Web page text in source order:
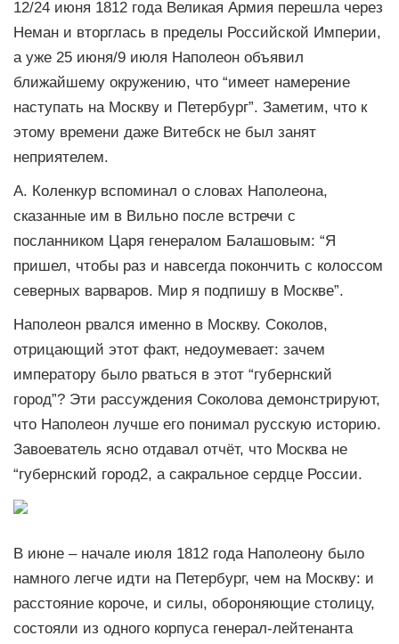
12/24 июня 1812 года Великая Армия перешла через
Неман и вторглась в пределы Российской Империи,
а уже 25 июня/9 июля Наполеон объявил
ближайшему окружению, что “имеет намерение
наступать на Москву и Петербург”. Заметим, что к
этому времени даже Витебск не был занят
неприятелем.
А. Коленкур вспоминал о словах Наполеона,
сказанные им в Вильно после встречи с
посланником Царя генералом Балашовым: “Я
пришел, чтобы раз и навсегда покончить с колоссом
северных варваров. Мир я подпишу в Москве”.
Наполеон рвался именно в Москву. Соколов,
отрицающий этот факт, недоумевает: зачем
императору было рваться в этот “губернский
город”? Эти рассуждения Соколова демонстрируют,
что Наполеон лучше его понимал русскую историю.
Завоеватель ясно отдавал отчёт, что Москва не
“губернский город2, а сакральное сердце России.
В июне – начале июля 1812 года Наполеону было
намного легче идти на Петербург, чем на Москву: и
расстояние короче, и силы, обороняющие столицу,
состояли из одного корпуса генерал-лейтенанта